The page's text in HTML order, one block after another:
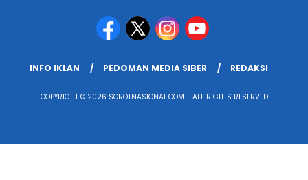
INFO IKLAN PEDOMAN MEDIA SIBER REDAKSI
COPYRIGHT © 2026 SOROTNASIONAL.COM - ALL RIGHTS RESERVED